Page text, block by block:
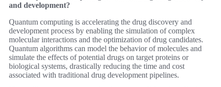
and development?
Quantum computing is accelerating the drug discovery and
development process by enabling the simulation of complex
molecular interactions and the optimization of drug candidates.
Quantum algorithms can model the behavior of molecules and
simulate the effects of potential drugs on target proteins or
biological systems, drastically reducing the time and cost
associated with traditional drug development pipelines.